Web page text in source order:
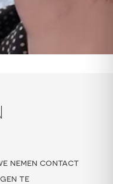
nemen contact
te